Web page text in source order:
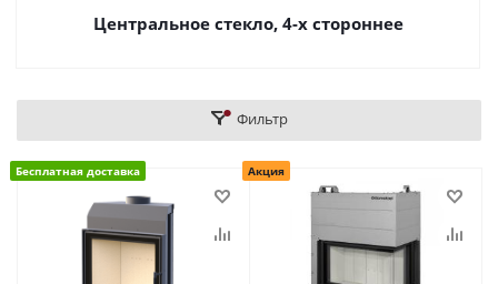
Центральное стекло, 4-х стороннее
Фильтр
Бесплатная доставка Акция